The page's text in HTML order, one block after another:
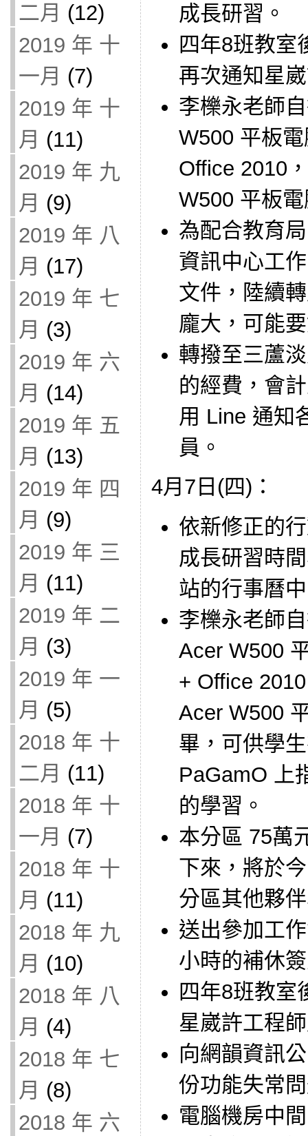
二月 (12)
2019 年 十
一月 (7)
2019 年 十
月 (11)
2019 年 九
月 (9)
2019 年 八
月 (17)
2019 年 七
月 (3)
2019 年 六
月 (14)
2019 年 五
月 (13)
2019 年 四
月 (9)
2019 年 三
月 (11)
2019 年 二
月 (3)
2019 年 一
月 (5)
2018 年 十
二月 (11)
2018 年 十
一月 (7)
2018 年 十
月 (11)
2018 年 九
月 (10)
2018 年 八
月 (4)
2018 年 七
月 (8)
2018 年 六
成長研習。
四年8班教室
再次通知星
李櫟永老師
W500 平板
Office 2010
W500 平板
為配合教育
資訊中心工
文件，陸續
龐大，可能
轉撥至三蘆
的經費，會
用 Line 通知
員。
4月7日(四)：
依新修正的
成長研習時
站的行事曆
李櫟永老師
Acer W500
+ Office
Acer W500
畢，可供學
PaGamO 上
的學習。
本分區 75萬
下來，將於
分區其他夥
送出參加工
小時的補休
四年8班教室
星崴許工程
向網韻資訊
份功能失常
電腦機房中